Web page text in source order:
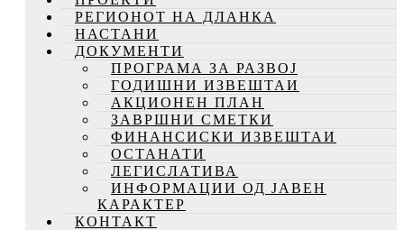
РЕГИОНОТ НА ДЛАНКА
НАСТАНИ
ДОКУМЕНТИ
ПРОГРАМА ЗА РАЗВОЈ
ГОДИШНИ ИЗВЕШТАИ
АКЦИОНЕН ПЛАН
ЗАВРШНИ СМЕТКИ
ФИНАНСИСКИ ИЗВЕШТАИ
ОСТАНАТИ
ЛЕГИСЛАТИВА
ИНФОРМАЦИИ ОД ЈАВЕН
КАРАКТЕР
КОНТАКТ